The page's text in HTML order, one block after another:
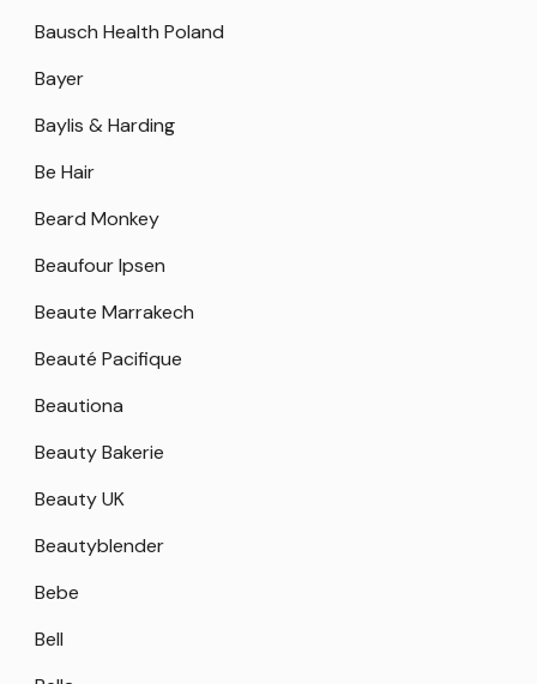
Bausch Health Poland
Bayer
Baylis & Harding
Be Hair
Beard Monkey
Beaufour Ipsen
Beaute Marrakech
Beauté Pacifique
Beautiona
Beauty Bakerie
Beauty UK
Beautyblender
Bebe
Bell